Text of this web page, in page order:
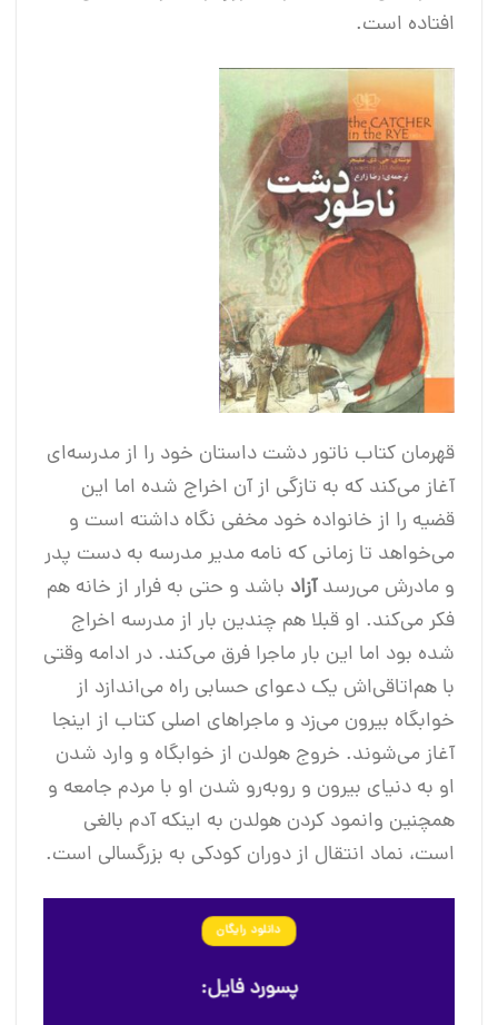
افتاده است.
قهرمان کتاب ناتور دشت داستان خود را از مدرسه‌ای
آغاز می‌کند که به تازگی از آن اخراج شده اما این
قضیه را از خانواده خود مخفی نگاه داشته است و
می‌خواهد تا زمانی که نامه مدیر مدرسه به دست پدر
و مادرش می‌رسدآزاد باشد و حتی به فرار از خانه هم
فکر می‌کند. او قبلا هم چندین بار از مدرسه اخراج
شده بود اما این بار ماجرا فرق می‌کند. در ادامه وقتی
با هم‌اتاقی‌اش یک دعوای حسابی راه می‌اندازد از
خوابگاه بیرون می‌زد و ماجراهای اصلی کتاب از اینجا
آغاز می‌شوند. خروج هولدن از خوابگاه و وارد شدن
او به دنیای بیرون و روبه‌رو شدن او با مردم جامعه و
همچنین وانمود کردن هولدن به اینکه آدم بالغی
است، نماد انتقال از دوران کودکی به بزرگسالی است.
دانلود رایگان
پسورد فایل: